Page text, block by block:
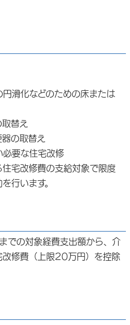
滑化などのための床または
替え
の取替え
要な住宅改修
宅改修費の支給対象で限度
行います。
の対象経費支出額から、介
改修費（上限20万円）を控除